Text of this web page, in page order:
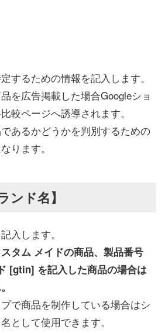
するための情報を記入します。
を広告掲載した場合Googleショ
較ページへ誘導されます。
あるかどうかを判別するための
ります。
ンド名】
入します。
タム メイドの商品、製品番号
[gtin] を記入した商品の場合は
で商品を制作している場合はシ
として使用できます。